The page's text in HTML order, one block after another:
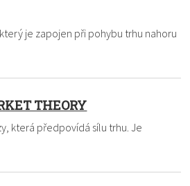
je zapojen při pohybu trhu nahoru
THEORY
která předpovídá sílu trhu. Je